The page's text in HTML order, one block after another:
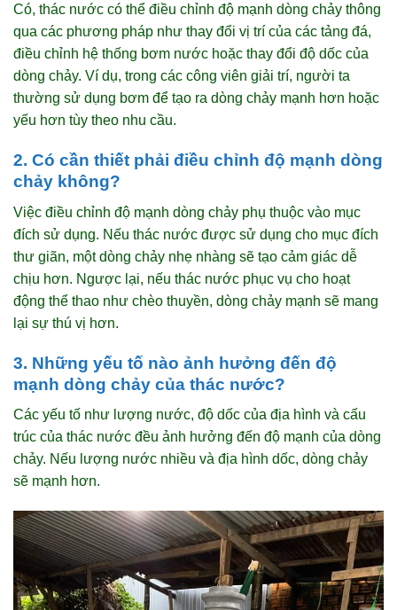
Có, thác nước có thể điều chỉnh độ mạnh dòng chảy thông
qua các phương pháp như thay đổi vị trí của các tảng đá,
điều chỉnh hệ thống bơm nước hoặc thay đổi độ dốc của
dòng chảy. Ví dụ, trong các công viên giải trí, người ta
thường sử dụng bơm để tạo ra dòng chảy mạnh hơn hoặc
yếu hơn tùy theo nhu cầu.
2. Có cần thiết phải điều chỉnh độ mạnh dòng
chảy không?
Việc điều chỉnh độ mạnh dòng chảy phụ thuộc vào mục
đích sử dụng. Nếu thác nước được sử dụng cho mục đích
thư giãn, một dòng chảy nhẹ nhàng sẽ tạo cảm giác dễ
chịu hơn. Ngược lại, nếu thác nước phục vụ cho hoạt
động thể thao như chèo thuyền, dòng chảy mạnh sẽ mang
lại sự thú vị hơn.
3. Những yếu tố nào ảnh hưởng đến độ
mạnh dòng chảy của thác nước?
Các yếu tố như lượng nước, độ dốc của địa hình và cấu
trúc của thác nước đều ảnh hưởng đến độ mạnh của dòng
chảy. Nếu lượng nước nhiều và địa hình dốc, dòng chảy
sẽ mạnh hơn.